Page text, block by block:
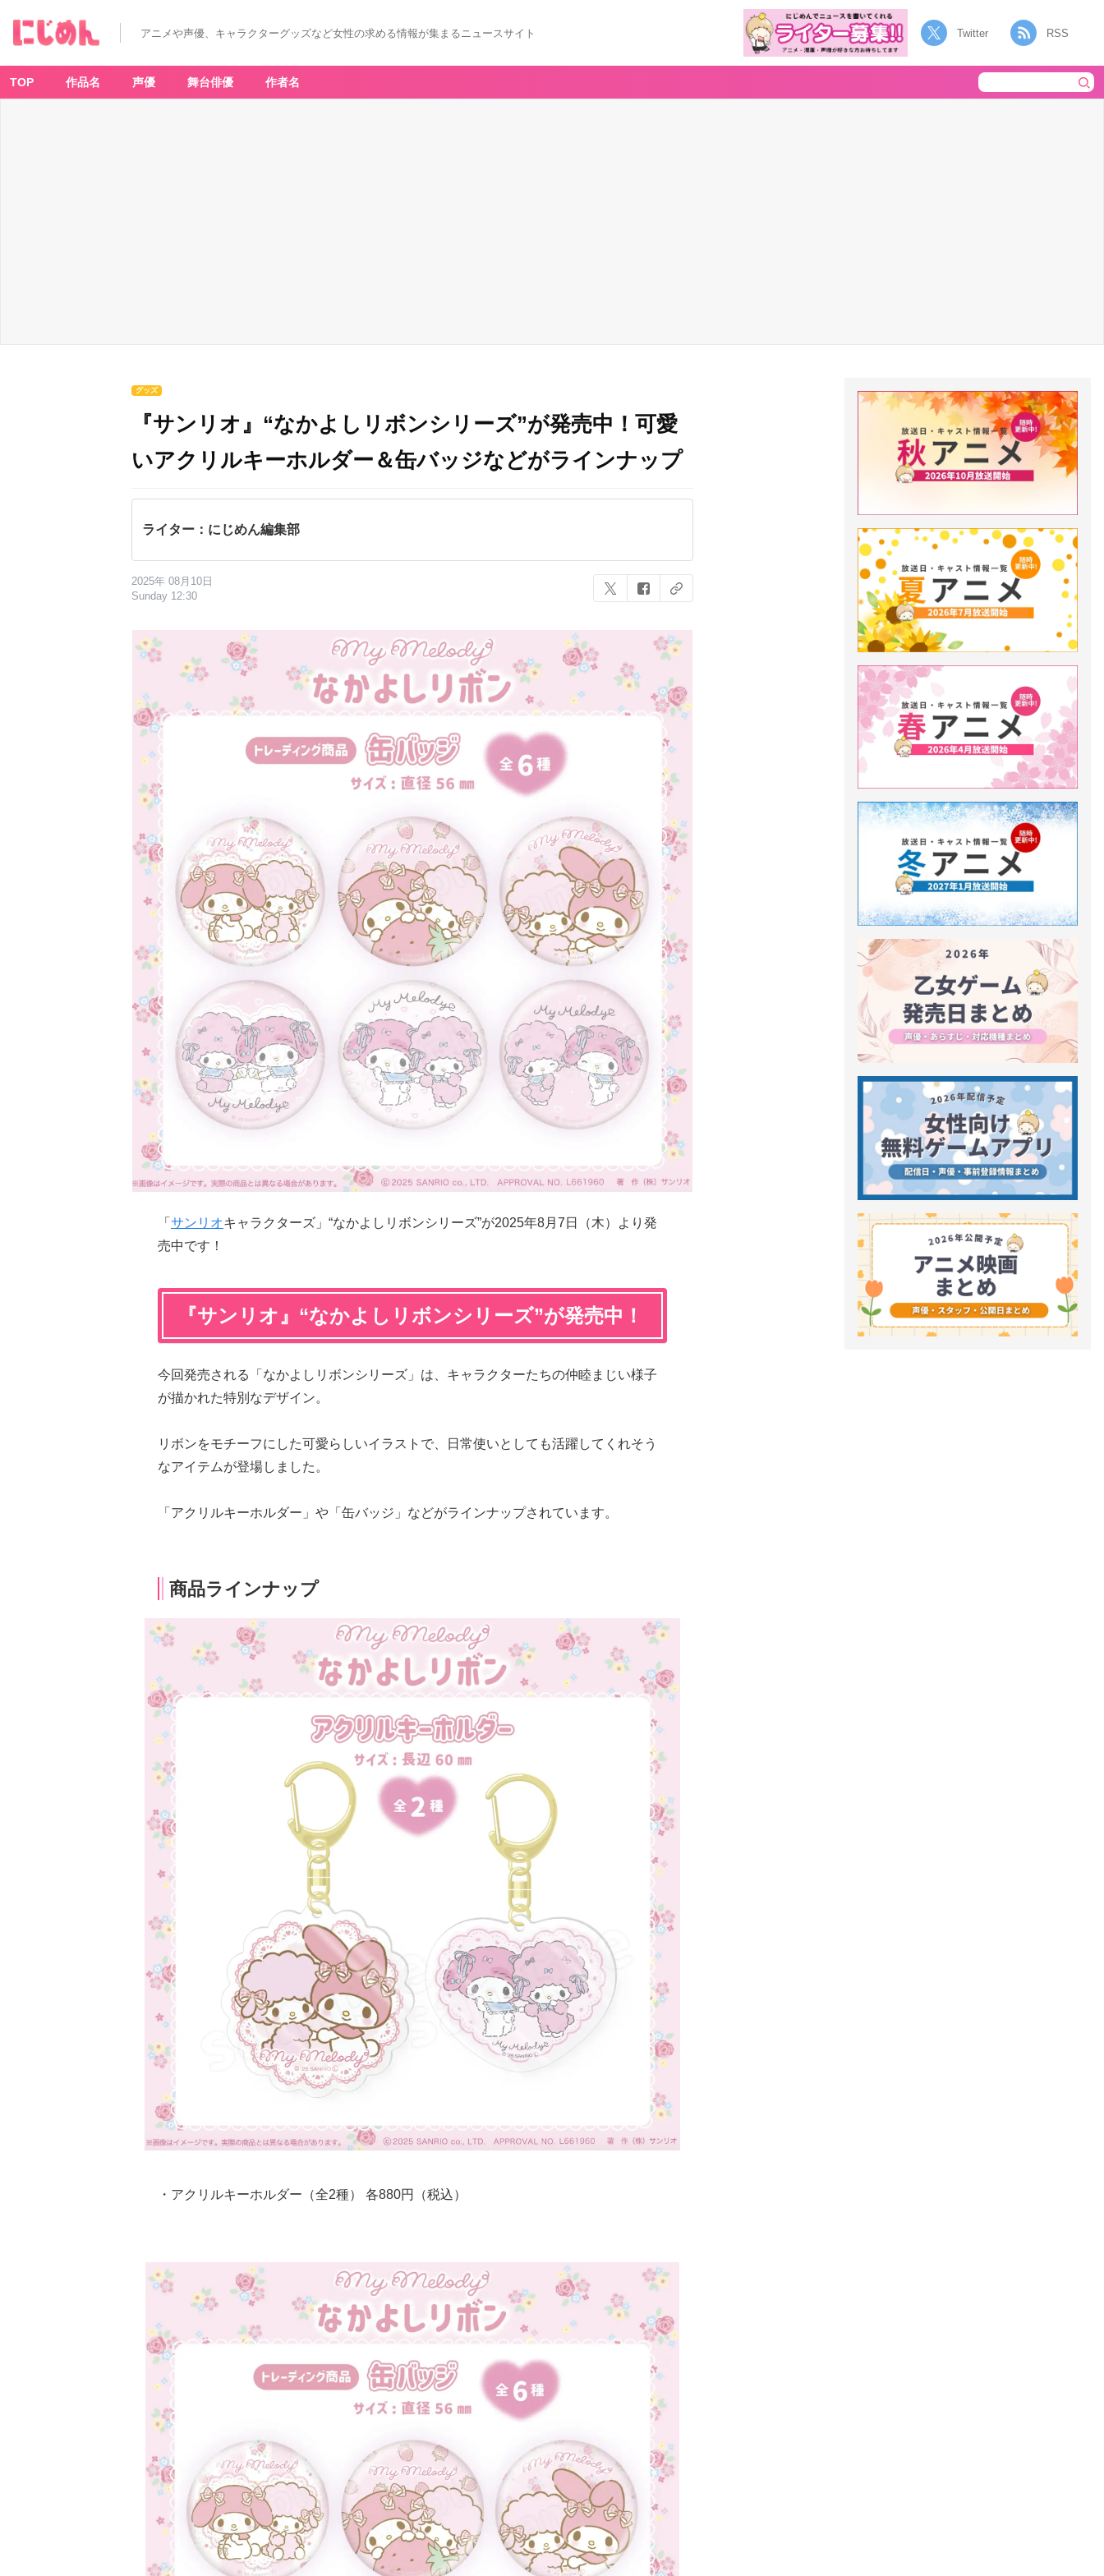
アニメや声優、キャラクターグッズなど女性の求める情報が集まるニュースサイト Twitter RSS
TOP 作品名 声優 舞台俳優 作者名
グッズ
『サンリオ』“なかよしリボンシリーズ”が発売中！可愛
いアクリルキーホルダー＆缶バッジなどがラインナップ
ライター：にじめん編集部
2025年 08月10日
Sunday 12:30
「 サンリオキャラクターズ」“なかよしリボンシリーズ”が2025年8月7日（木）より発
売中です！
『サンリオ』“なかよしリボンシリーズ”が発売中！
今回発売される「なかよしリボンシリーズ」は、キャラクターたちの仲睦まじい様子
が描かれた特別なデザイン。
リボンをモチーフにした可愛らしいイラストで、日常使いとしても活躍してくれそう
なアイテムが登場しました。
「アクリルキーホルダー」や「缶バッジ」などがラインナップされています。
商品ラインナップ
・アクリルキーホルダー（全2種） 各880円（税込）